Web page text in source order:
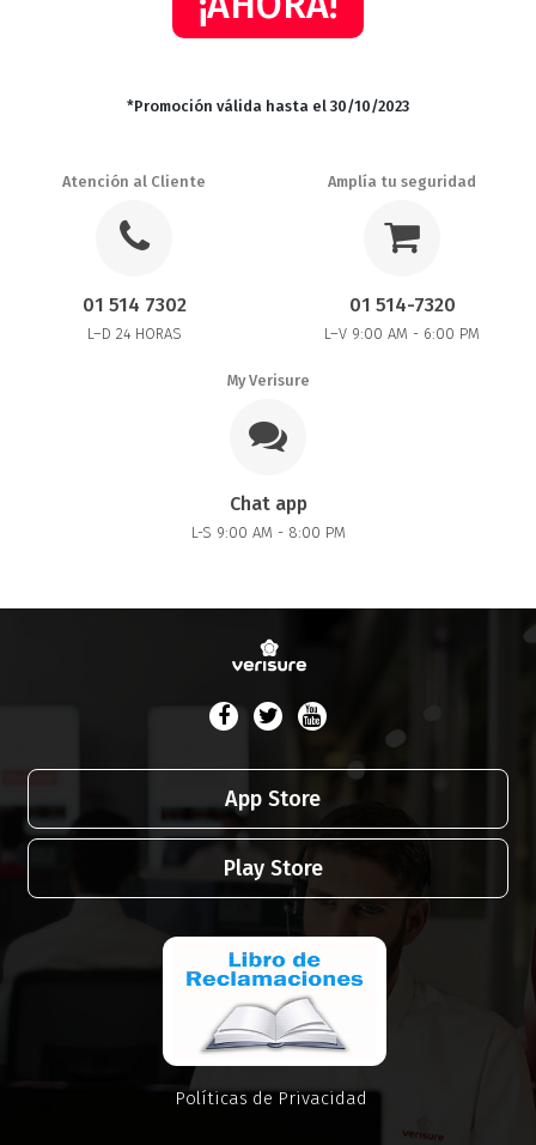
*Promoción válida hasta el 30/10/2023
Atención al Cliente
01 514 7302
L–D 24 HORAS
Amplía tu seguridad
01 514-7320
L–V 9:00 AM - 6:00 PM
My Verisure
Chat app
L-S 9:00 AM - 8:00 PM
App Store
Play Store
Políticas de Privacidad